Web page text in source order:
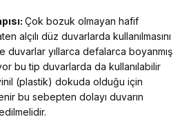
Çok bozuk olmayan hafif
alçılı düz duvarlarda kullanılmasını
duvarlar yıllarca defalarca boyanmış
bu tip duvarlarda da kullanılabilir
(plastik) dokuda olduğu için
bu sebepten dolayı duvarın